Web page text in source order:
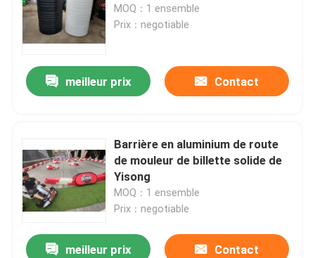
MOQ：1 ensemble
Prix：negotiable
meilleur prix Contact
Barrière en aluminium de route
de mouleur de billette solide de
Yisong
MOQ：1 ensemble
Prix：negotiable
meilleur prix Contact